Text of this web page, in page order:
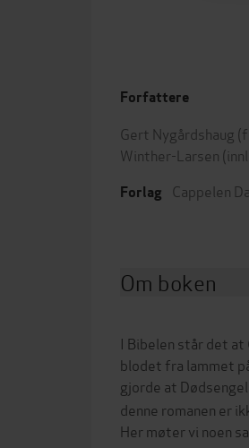
Forfattere
Gert Nygårdshaug
Winther-Larsen
Forlag Cappelen
Om boken
I Bibelen står det
blodet fra lammet
gjorde at
denne romanen er
Her møter vi noen